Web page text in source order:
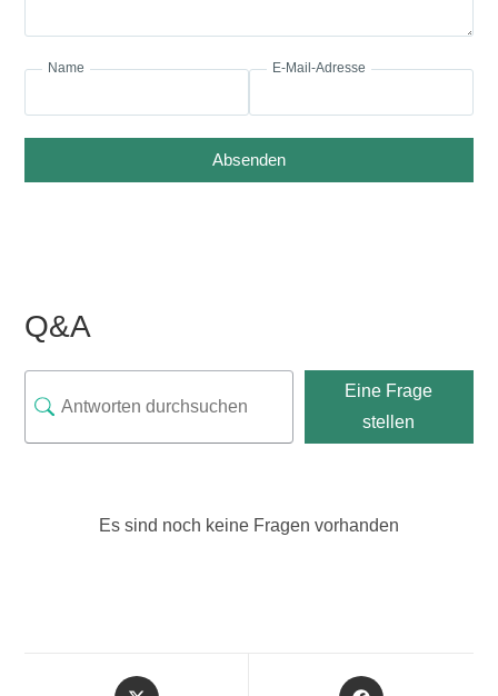
Name E-Mail-Adresse
Absenden
Q&A
Eine Frage
stellen
Es sind noch keine Fragen vorhanden
Opens
Opens